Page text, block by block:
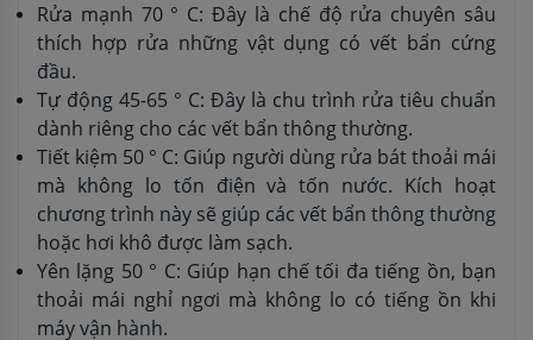
Rửa mạnh 70 ° C: Đây là chế độ rửa chuyên sâu
thích hợp rửa những vật dụng có vết bẩn cứng
đầu.
Tự động 45-65 ° C: Đây là chu trình rửa tiêu chuẩn
dành riêng cho các vết bẩn thông thường.
Tiết kiệm 50 ° C: Giúp người dùng rửa bát thoải mái
mà không lo tốn điện và tốn nước. Kích hoạt
chương trình này sẽ giúp các vết bẩn thông thường
hoặc hơi khô được làm sạch.
Yên lặng 50 ° C: Giúp hạn chế tối đa tiếng ồn, bạn
thoải mái nghỉ ngơi mà không lo có tiếng ồn khi
máy vận hành.